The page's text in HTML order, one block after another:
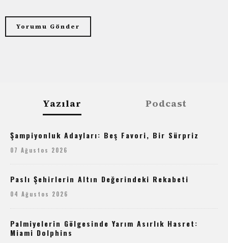
Yazılar Podcast
Şampiyonluk Adayları: Beş Favori, Bir Sürpriz
07 Ağustos 2026
Paslı Şehirlerin Altın Değerindeki Rekabeti
04 Ağustos 2026
Palmiyelerin Gölgesinde Yarım Asırlık Hasret:
Miami Dolphins